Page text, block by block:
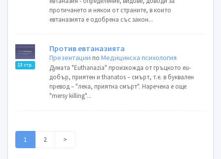
протичането и някои от страните, в които
евтаназията е одобрена със закон...
13 стр.
Против евтаназията
Презентации поМедицинска психология
Думaта "Еuthanazia" произхожда от гръцкото eu-
добър, приятен и thanatos – смърт, т.е. в буквален
превод – "лека, приятна смърт". Наречена е още
"mersy killing"...
1 2 >